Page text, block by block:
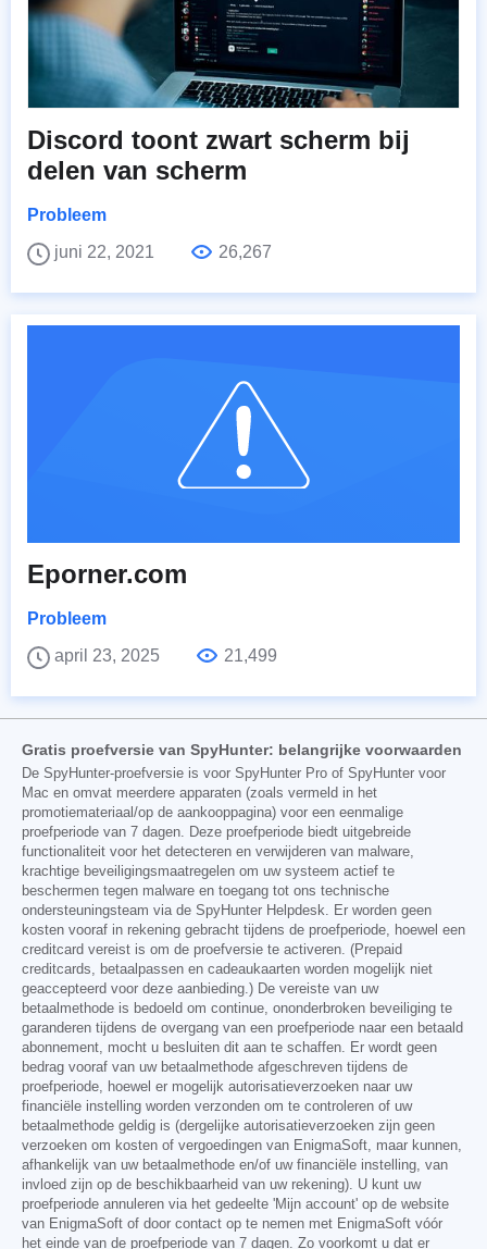
Discord toont zwart scherm bij
delen van scherm
Probleem
juni 22, 2021
26,267
Eporner.com
Probleem
april 23, 2025
21,499
Gratis proefversie van SpyHunter: belangrijke voorwaarden
De SpyHunter-proefversie is voor SpyHunter Pro of SpyHunter voor
Mac en omvat meerdere apparaten (zoals vermeld in het
promotiemateriaal/op de aankooppagina) voor een eenmalige
proefperiode van 7 dagen. Deze proefperiode biedt uitgebreide
functionaliteit voor het detecteren en verwijderen van malware,
krachtige beveiligingsmaatregelen om uw systeem actief te
beschermen tegen malware en toegang tot ons technische
ondersteuningsteam via de SpyHunter Helpdesk. Er worden geen
kosten vooraf in rekening gebracht tijdens de proefperiode, hoewel een
creditcard vereist is om de proefversie te activeren. (Prepaid
creditcards, betaalpassen en cadeaukaarten worden mogelijk niet
geaccepteerd voor deze aanbieding.) De vereiste van uw
betaalmethode is bedoeld om continue, ononderbroken beveiliging te
garanderen tijdens de overgang van een proefperiode naar een betaald
abonnement, mocht u besluiten dit aan te schaffen. Er wordt geen
bedrag vooraf van uw betaalmethode afgeschreven tijdens de
proefperiode, hoewel er mogelijk autorisatieverzoeken naar uw
financiële instelling worden verzonden om te controleren of uw
betaalmethode geldig is (dergelijke autorisatieverzoeken zijn geen
verzoeken om kosten of vergoedingen van EnigmaSoft, maar kunnen,
afhankelijk van uw betaalmethode en/of uw financiële instelling, van
invloed zijn op de beschikbaarheid van uw rekening). U kunt uw
proefperiode annuleren via het gedeelte 'Mijn account' op de website
van EnigmaSoft of door contact op te nemen met EnigmaSoft vóór
het einde van de proefperiode van 7 dagen. Zo voorkomt u dat er